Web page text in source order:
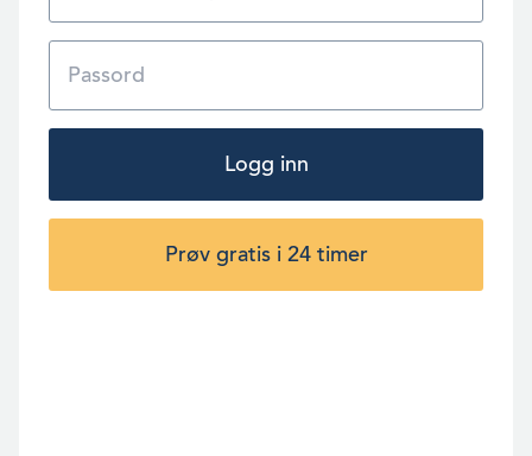
Logg inn
Prøv gratis i 24 timer